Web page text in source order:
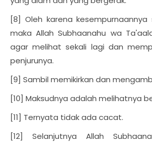
[8] Oleh karena kesempurnaannya
maka Allah Subhaanahu wa
agar melihat sekali lagi dan
penjurunya.
[9] Sambil memikirkan dan
[10] Maksudnya adalah melihatnya
[11] Ternyata tidak ada cacat.
[12] Selanjutnya Allah